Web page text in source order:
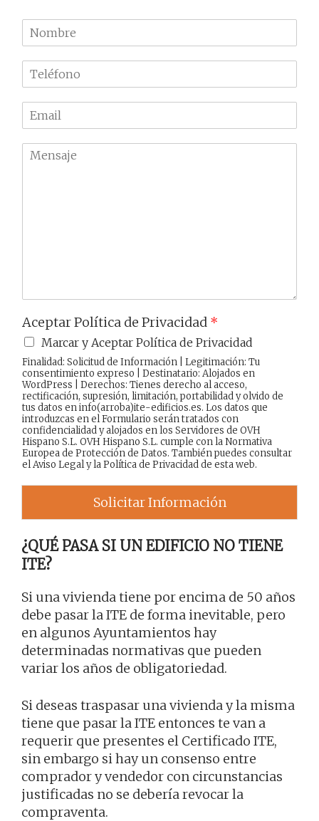
N
o
m
r
e
e
l
f
o
m
a
M
Aceptar Política de Privacidad *
Marcar y Aceptar Política de Privacidad
Finalidad: Solicitud de Información | Legitimación: Tu
consentimiento expreso | Destinatario: Alojados en
WordPress | Derechos: Tienes derecho al acceso,
rectificación, supresión, limitación, portabilidad y olvido de
tus datos en info(arroba)ite-edificios.es. Los datos que
introduzcas en el Formulario serán tratados con
confidencialidad y alojados en los Servidores de OVH
Hispano S.L. OVH Hispano S.L. cumple con la Normativa
Europea de Protección de Datos. También puedes consultar
elAviso Legaly laPolítica de Privacidadde esta web.
Solicitar Información
¿QUÉ PASA SI UN EDIFICIO NO TIENE
ITE?
Si una vivienda tiene por encima de 50 años
debe pasar la ITE de forma inevitable, pero
en algunos Ayuntamientos hay
determinadas normativas que pueden
variar los años de obligatoriedad.
Si deseas traspasar una vivienda y la misma
tiene que pasar la ITE entonces te van a
requerir que presentes el Certificado ITE,
sin embargo si hay un consenso entre
comprador y vendedor con circunstancias
justificadas no se debería revocar la
compraventa.